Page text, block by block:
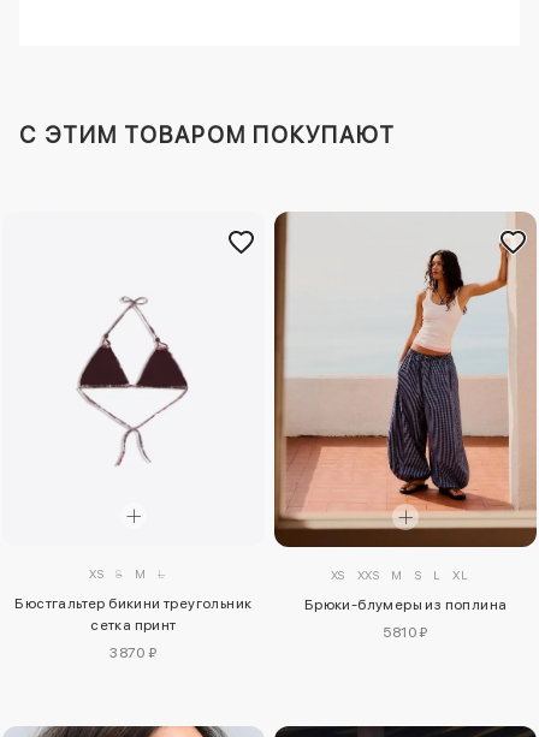
C ЭТИМ ТОВАРОМ ПОКУПАЮТ
XS S M L
Бюстгальтер бикини треугольник
сетка принт
3870 ₽
XS XXS M S L XL
Брюки-блумеры из поплина
5810 ₽